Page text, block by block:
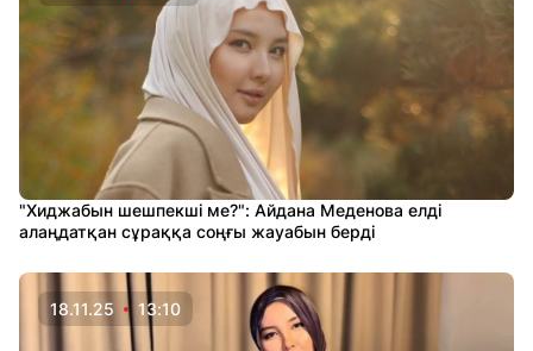
"Хиджабын шешпекші ме?": Айдана Меденова елді
алаңдатқан сұраққа соңғы жауабын берді
18.11.25 13:10